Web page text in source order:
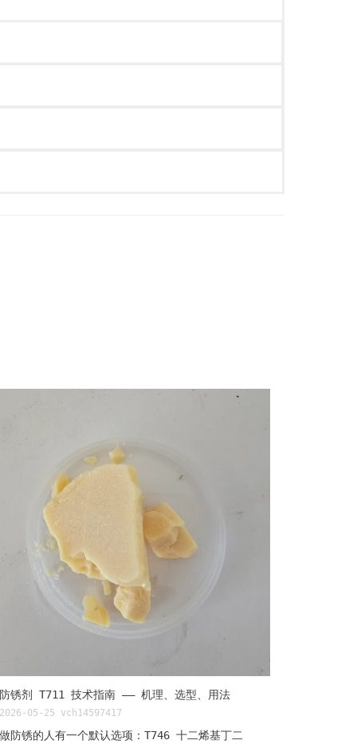
防锈剂 T711 技术指南 —— 机理、选型、用法
2026-05-25 vch14597417
做防锈的人有一个默认选项：T746 十二烯基丁二